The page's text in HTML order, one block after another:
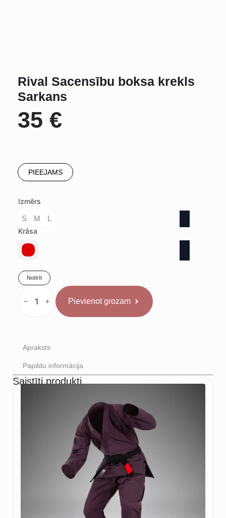
Rival Sacensību boksa krekls
Sarkans
35 €
PIEEJAMS
Izmērs
S
M
L
Krāsa
Notīrīt
boksa
Pievienot grozam
Apraksts
Papildu informācija
Saistīti produkti